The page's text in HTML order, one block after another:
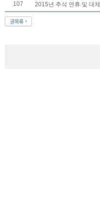
107
2015년 추석 연휴 및 대